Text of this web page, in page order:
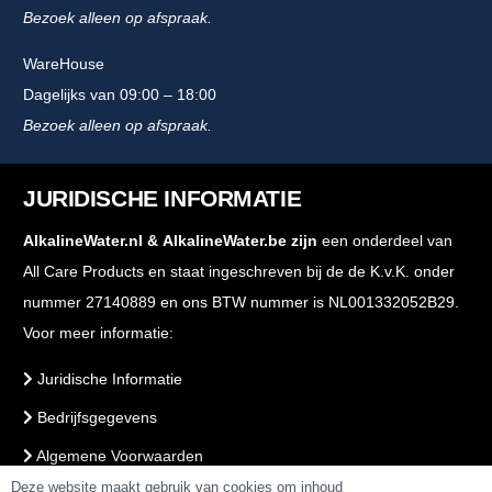
Bezoek alleen op afspraak.
WareHouse
Dagelijks van 09:00 – 18:00
Bezoek alleen op afspraak.
JURIDISCHE INFORMATIE
AlkalineWater.nl & AlkalineWater.be zijn een onderdeel van
All Care Products en staat ingeschreven bij de de K.v.K. onder
nummer 27140889 en ons BTW nummer is NL001332052B29.
Voor meer informatie:
Juridische Informatie
Bedrijfsgegevens
Algemene Voorwaarden
Deze website maakt gebruik van cookies om inhoud